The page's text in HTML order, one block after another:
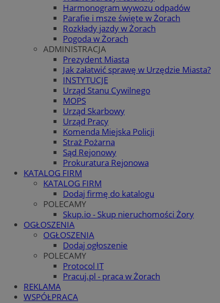
Harmonogram wywozu odpadów
Parafie i msze święte w Żorach
Rozkłady jazdy w Żorach
Pogoda w Żorach
ADMINISTRACJA
Prezydent Miasta
Jak załatwić sprawę w Urzędzie Miasta?
INSTYTUCJE
Urząd Stanu Cywilnego
MOPS
Urząd Skarbowy
Urząd Pracy
Komenda Miejska Policji
Straż Pożarna
Sąd Rejonowy
Prokuratura Rejonowa
KATALOG FIRM
KATALOG FIRM
Dodaj firmę do katalogu
POLECAMY
Skup.io - Skup nieruchomości Żory
OGŁOSZENIA
OGŁOSZENIA
Dodaj ogłoszenie
POLECAMY
Protocol IT
Pracuj.pl - praca w Żorach
REKLAMA
WSPÓŁPRACA